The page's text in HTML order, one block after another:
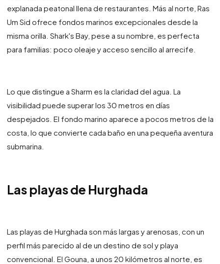
explanada peatonal llena de restaurantes. Más al norte, Ras
Um Sid ofrece fondos marinos excepcionales desde la
misma orilla. Shark's Bay, pese a su nombre, es perfecta
para familias: poco oleaje y acceso sencillo al arrecife.
Lo que distingue a Sharm es la claridad del agua. La
visibilidad puede superar los 30 metros en días
despejados. El fondo marino aparece a pocos metros de la
costa, lo que convierte cada baño en una pequeña aventura
submarina.
Las playas de Hurghada
Las playas de Hurghada son más largas y arenosas, con un
perfil más parecido al de un destino de sol y playa
convencional. El Gouna, a unos 20 kilómetros al norte, es